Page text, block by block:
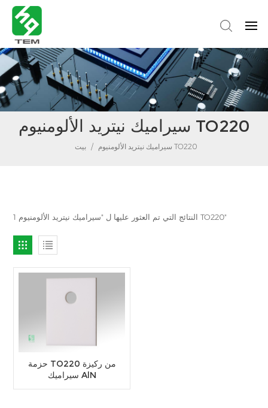
سيراميك نيتريد الألومنيوم TO220
بيت / سيراميك نيتريد الألومنيوم TO220
1 النتائج التي تم العثور عليها ل "سيراميك نيتريد الألومنيوم TO220"
حزمة TO220 من ركيزة
سيراميك AlN